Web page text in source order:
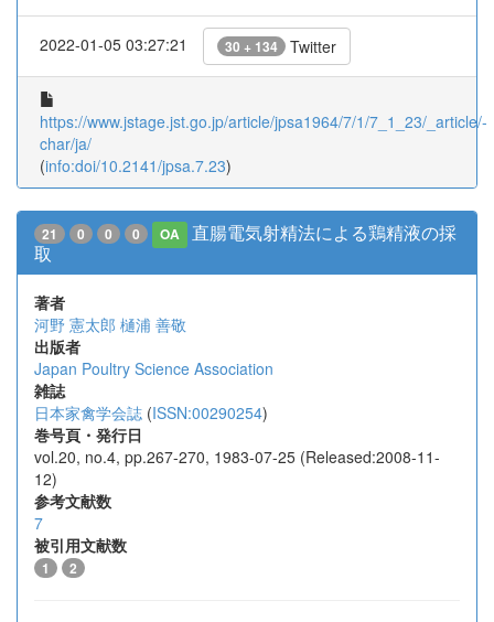
2022-01-05 03:27:21 30 + 134 Twitter
https://www.jstage.jst.go.jp/article/jpsa1964/7/1/7_1_23/_article/-
char/ja/
(info:doi/10.2141/jpsa.7.23)
21 0 0 0 OA
直腸電気射精法による鶏精液の採
取
著者
河野 憲太郎 樋浦 善敬
出版者
Japan Poultry Science Association
雑誌
日本家禽学会誌 (ISSN:00290254)
巻号頁・発行日
vol.20, no.4, pp.267-270, 1983-07-25 (Released:2008-11-
12)
参考文献数
7
被引用文献数
1 2